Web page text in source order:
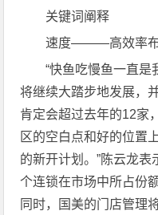
关键词阐释
速度———高效率
“快鱼吃慢鱼一直
将继续大踏步地发展，
肯定会超过去年的12家
区的空白点和好的位置
的新开计划。”陈云龙
个连锁在市场中所占份
同时，国美的门店管理